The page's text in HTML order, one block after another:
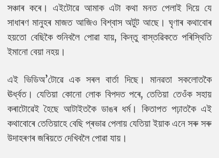
সঞ্চাৰ কৰে। এইটোৱে আমাক এটা কথা মনত পেলাই দিয়ে যে
সাধাৰণ মানুহৰ মাজত আজিও বিশ্বাস অটুট আছে। ঘৃণাৰ কথাবোৰ
হয়তো বেছিকৈ শুনিবলৈ পোৱা যায়, কিন্তু বাস্তৱিকতে পৰিস্থিতি
ইমানো বেয়া নহয়।
এই ভিডিঅ’টোৱে এক সৰল বাৰ্তা দিছে। মানৱতা সকলোতকৈ
ঊৰ্ধ্বত। যেতিয়া কোনো লোক বিপদত পৰে, তেতিয়া তেওঁক সহায়
কৰাটোৱেই হৈছে আটাইতকৈ ডাঙৰ ধৰ্ম। কিতাপত পঢ়াতকৈ এই
কথাবোৰে তেতিয়াহে বেছি প্ৰভাৱ পেলায় যেতিয়া ইয়াক এনে সৰু সৰু
উদাহৰণৰ জৰিয়তে দেখিবলৈ পোৱা যায়।